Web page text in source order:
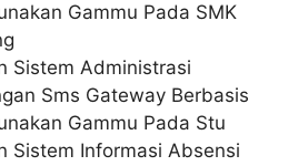
Gammu Pada SMK
Sistem Administrasi
Sms Gateway Berbasis
Gammu Pada Stu
Sistem Informasi Absensi